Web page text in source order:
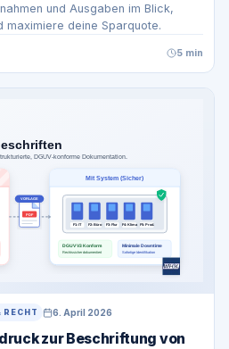
und Ausgaben im Blick,
maximiere deine Sparquote.
5 min
RECHT 6. April 2026
zur Beschriftung von